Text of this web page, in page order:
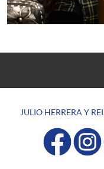
JULIO HERRERA Y